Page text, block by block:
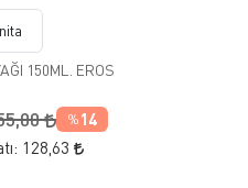
150ML. EROS
% 14
128,63